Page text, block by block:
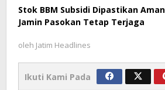
Stok BBM Subsidi Dipastikan
Jamin Pasokan Tetap Terjaga
oleh Jatim Headlines
Ikuti Kami Pada